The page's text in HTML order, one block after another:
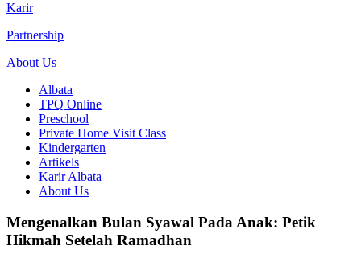
Karir
Partnership
About Us
Albata
TPQ Online
Preschool
Private Home Visit Class
Kindergarten
Artikels
Karir Albata
About Us
Mengenalkan Bulan Syawal Pada Anak: Petik
Hikmah Setelah Ramadhan